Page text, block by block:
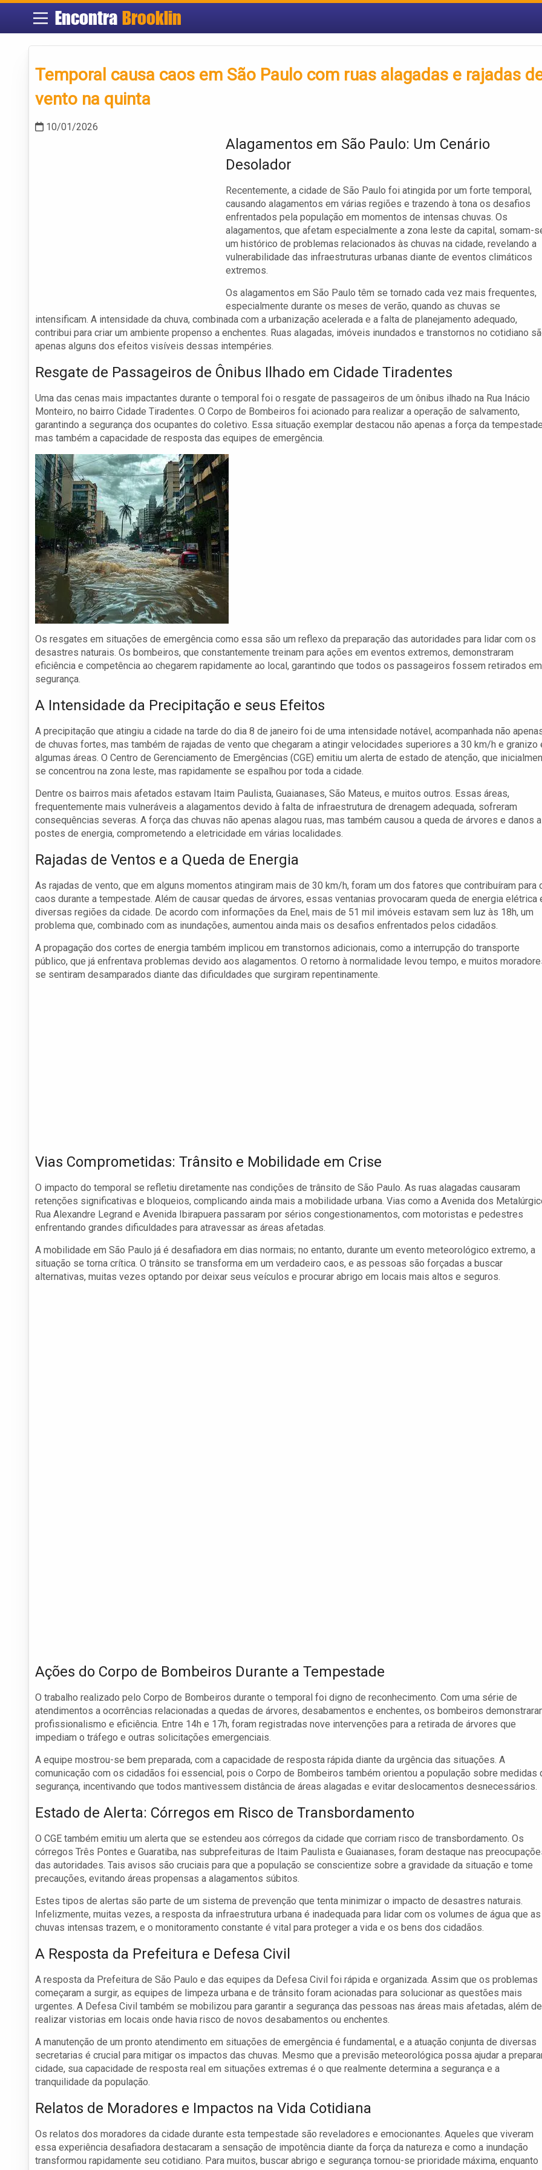
Encontra Brooklin
Temporal causa caos em São Paulo com ruas alagadas e rajadas
vento na quinta
10/01/2026
Alagamentos em São Paulo: Um Cenário
Desolador
Recentemente, a cidade de São Paulo foi atingida por um forte temporal,
causando alagamentos em várias regiões e trazendo à tona os desafios
enfrentados pela população em momentos de intensas chuvas. Os
alagamentos, que afetam especialmente a zona leste da capital, somam-
um histórico de problemas relacionados às chuvas na cidade, revelando a
vulnerabilidade das infraestruturas urbanas diante de eventos climáticos
extremos.
Os alagamentos em São Paulo têm se tornado cada vez mais frequentes,
especialmente durante os meses de verão, quando as chuvas se
intensificam. A intensidade da chuva, combinada com a urbanização acelerada e a falta de planejamento adequado,
contribui para criar um ambiente propenso a enchentes. Ruas alagadas, imóveis inundados e transtornos no cotidiano
apenas alguns dos efeitos visíveis dessas intempéries.
Resgate de Passageiros de Ônibus Ilhado em Cidade Tiradentes
Uma das cenas mais impactantes durante o temporal foi o resgate de passageiros de um ônibus ilhado na Rua Inácio
Monteiro, no bairro Cidade Tiradentes. O Corpo de Bombeiros foi acionado para realizar a operação de salvamento,
garantindo a segurança dos ocupantes do coletivo. Essa situação exemplar destacou não apenas a força da
mas também a capacidade de resposta das equipes de emergência.
Os resgates em situações de emergência como essa são um reflexo da preparação das autoridades para lidar com os
desastres naturais. Os bombeiros, que constantemente treinam para ações em eventos extremos, demonstraram
eficiência e competência ao chegarem rapidamente ao local, garantindo que todos os passageiros fossem retirados em
segurança.
A Intensidade da Precipitação e seus Efeitos
A precipitação que atingiu a cidade na tarde do dia 8 de janeiro foi de uma intensidade notável, acompanhada não
de chuvas fortes, mas também de rajadas de vento que chegaram a atingir velocidades superiores a 30 km/h e granizo
algumas áreas. O Centro de Gerenciamento de Emergências (CGE) emitiu um alerta de estado de atenção, que
se concentrou na zona leste, mas rapidamente se espalhou por toda a cidade.
Dentre os bairros mais afetados estavam Itaim Paulista, Guaianases, São Mateus, e muitos outros. Essas áreas,
frequentemente mais vulneráveis a alagamentos devido à falta de infraestrutura de drenagem adequada, sofreram
consequências severas. A força das chuvas não apenas alagou ruas, mas também causou a queda de árvores e danos a
postes de energia, comprometendo a eletricidade em várias localidades.
Rajadas de Ventos e a Queda de Energia
As rajadas de vento, que em alguns momentos atingiram mais de 30 km/h, foram um dos fatores que contribuíram para
caos durante a tempestade. Além de causar quedas de árvores, essas ventanias provocaram queda de energia elétrica
diversas regiões da cidade. De acordo com informações da Enel, mais de 51 mil imóveis estavam sem luz às 18h, um
problema que, combinado com as inundações, aumentou ainda mais os desafios enfrentados pelos cidadãos.
A propagação dos cortes de energia também implicou em transtornos adicionais, como a interrupção do transporte
público, que já enfrentava problemas devido aos alagamentos. O retorno à normalidade levou tempo, e muitos
se sentiram desamparados diante das dificuldades que surgiram repentinamente.
Vias Comprometidas: Trânsito e Mobilidade em Crise
O impacto do temporal se refletiu diretamente nas condições de trânsito de São Paulo. As ruas alagadas causaram
retenções significativas e bloqueios, complicando ainda mais a mobilidade urbana. Vias como a Avenida dos
Rua Alexandre Legrand e Avenida Ibirapuera passaram por sérios congestionamentos, com motoristas e pedestres
enfrentando grandes dificuldades para atravessar as áreas afetadas.
A mobilidade em São Paulo já é desafiadora em dias normais; no entanto, durante um evento meteorológico extremo, a
situação se torna crítica. O trânsito se transforma em um verdadeiro caos, e as pessoas são forçadas a buscar
alternativas, muitas vezes optando por deixar seus veículos e procurar abrigo em locais mais altos e seguros.
Ações do Corpo de Bombeiros Durante a Tempestade
O trabalho realizado pelo Corpo de Bombeiros durante o temporal foi digno de reconhecimento. Com uma série de
atendimentos a ocorrências relacionadas a quedas de árvores, desabamentos e enchentes, os bombeiros
profissionalismo e eficiência. Entre 14h e 17h, foram registradas nove intervenções para a retirada de árvores que
impediam o tráfego e outras solicitações emergenciais.
A equipe mostrou-se bem preparada, com a capacidade de resposta rápida diante da urgência das situações. A
comunicação com os cidadãos foi essencial, pois o Corpo de Bombeiros também orientou a população sobre medidas
segurança, incentivando que todos mantivessem distância de áreas alagadas e evitar deslocamentos desnecessários.
Estado de Alerta: Córregos em Risco de Transbordamento
O CGE também emitiu um alerta que se estendeu aos córregos da cidade que corriam risco de transbordamento. Os
córregos Três Pontes e Guaratiba, nas subprefeituras de Itaim Paulista e Guaianases, foram destaque nas
das autoridades. Tais avisos são cruciais para que a população se conscientize sobre a gravidade da situação e tome
precauções, evitando áreas propensas a alagamentos súbitos.
Estes tipos de alertas são parte de um sistema de prevenção que tenta minimizar o impacto de desastres naturais.
Infelizmente, muitas vezes, a resposta da infraestrutura urbana é inadequada para lidar com os volumes de água que as
chuvas intensas trazem, e o monitoramento constante é vital para proteger a vida e os bens dos cidadãos.
A Resposta da Prefeitura e Defesa Civil
A resposta da Prefeitura de São Paulo e das equipes da Defesa Civil foi rápida e organizada. Assim que os problemas
começaram a surgir, as equipes de limpeza urbana e de trânsito foram acionadas para solucionar as questões mais
urgentes. A Defesa Civil também se mobilizou para garantir a segurança das pessoas nas áreas mais afetadas, além de
realizar vistorias em locais onde havia risco de novos desabamentos ou enchentes.
A manutenção de um pronto atendimento em situações de emergência é fundamental, e a atuação conjunta de diversas
secretarias é crucial para mitigar os impactos das chuvas. Mesmo que a previsão meteorológica possa ajudar a
cidade, sua capacidade de resposta real em situações extremas é o que realmente determina a segurança e a
tranquilidade da população.
Relatos de Moradores e Impactos na Vida Cotidiana
Os relatos dos moradores da cidade durante esta tempestade são reveladores e emocionantes. Aqueles que viveram
essa experiência desafiadora destacaram a sensação de impotência diante da força da natureza e como a inundação
transformou rapidamente seu cotidiano. Para muitos, buscar abrigo e segurança tornou-se prioridade máxima, enquanto